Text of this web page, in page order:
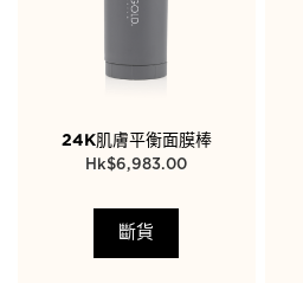
24K肌膚平衡面膜棒
$6,983.00
斷貨